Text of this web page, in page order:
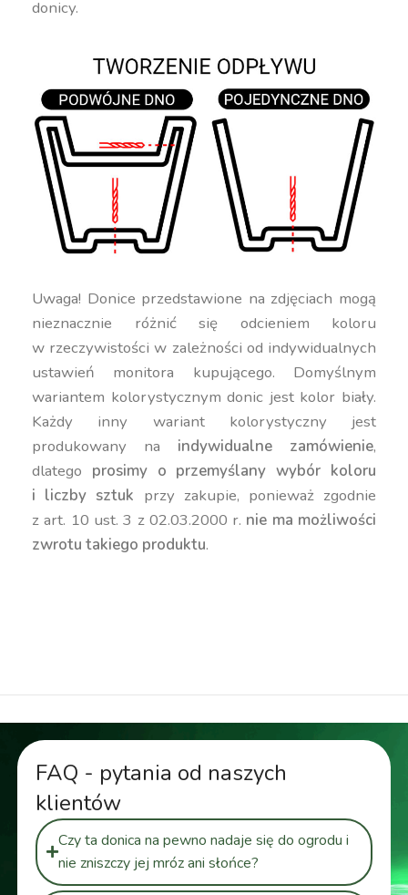
donicy.
Uwaga! Donice przedstawione na zdjęciach mogą
nieznacznie różnić się odcieniem koloru
w rzeczywistości w zależności od indywidualnych
ustawień monitora kupującego. Domyślnym
wariantem kolorystycznym donic jest kolor biały.
Każdy inny wariant kolorystyczny jest
produkowany na indywidualne zamówienie,
dlatego prosimy o przemyślany wybór koloru
i liczby sztuk przy zakupie, ponieważ zgodnie
z art. 10 ust. 3 z 02.03.2000 r. nie ma możliwości
zwrotu takiego produktu.
FAQ - pytania od naszych
klientów
Czy ta donica na pewno nadaje się do ogrodu i
nie zniszczy jej mróz ani słońce?